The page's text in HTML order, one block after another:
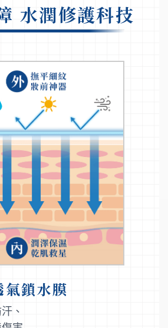
水潤修護科技
氣鎖水膜
、